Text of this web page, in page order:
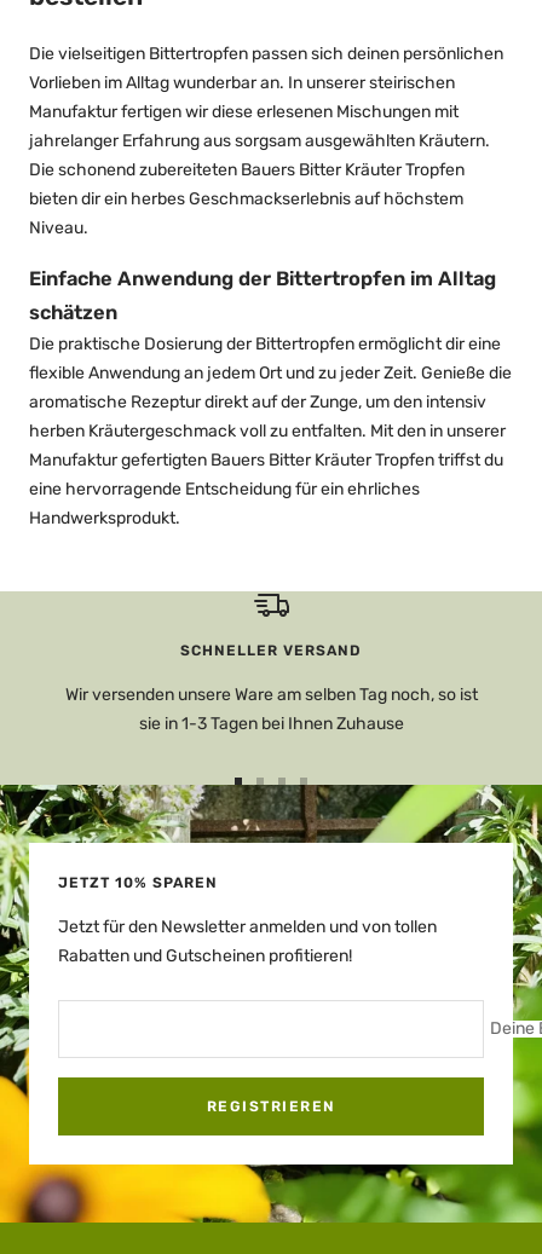
Die vielseitigen Bittertropfen passen sich deinen persönlichen
Vorlieben im Alltag wunderbar an. In unserer steirischen
Manufaktur fertigen wir diese erlesenen Mischungen mit
jahrelanger Erfahrung aus sorgsam ausgewählten Kräutern.
Die schonend zubereiteten Bauers Bitter Kräuter Tropfen
bieten dir ein herbes Geschmackserlebnis auf höchstem
Niveau.
Einfache Anwendung der Bittertropfen im Alltag
schätzen
Die praktische Dosierung der Bittertropfen ermöglicht dir eine
flexible Anwendung an jedem Ort und zu jeder Zeit. Genieße die
aromatische Rezeptur direkt auf der Zunge, um den intensiv
herben Kräutergeschmack voll zu entfalten. Mit den in unserer
Manufaktur gefertigten Bauers Bitter Kräuter Tropfen triffst du
eine hervorragende Entscheidung für ein ehrliches
Handwerksprodukt.
SCHNELLER VERSAND
Wir versenden unsere Ware am selben Tag noch, so ist
sie in 1-3 Tagen bei Ihnen Zuhause
Zur
Slide
Zur
Slide
Zur
Slide
Zur
Slide
JETZT 10% SPAREN
Jetzt für den Newsletter anmelden und von tollen
Rabatten und Gutscheinen profitieren!
Deine
REGISTRIEREN